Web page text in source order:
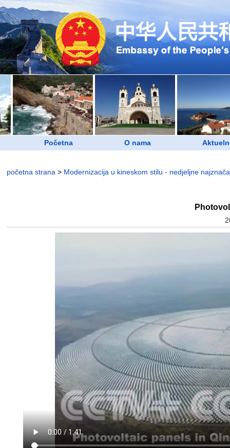
Početna O nama
početna strana > Modernizacija u kineskom stilu - nedjeljne